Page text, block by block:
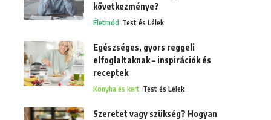
következménye?
Életmód Test és Lélek
Egészséges, gyors reggeli
elfoglaltaknak – inspirációk és
receptek
Konyha és kert Test és Lélek
Szeretet vagy szükség? Hogyan